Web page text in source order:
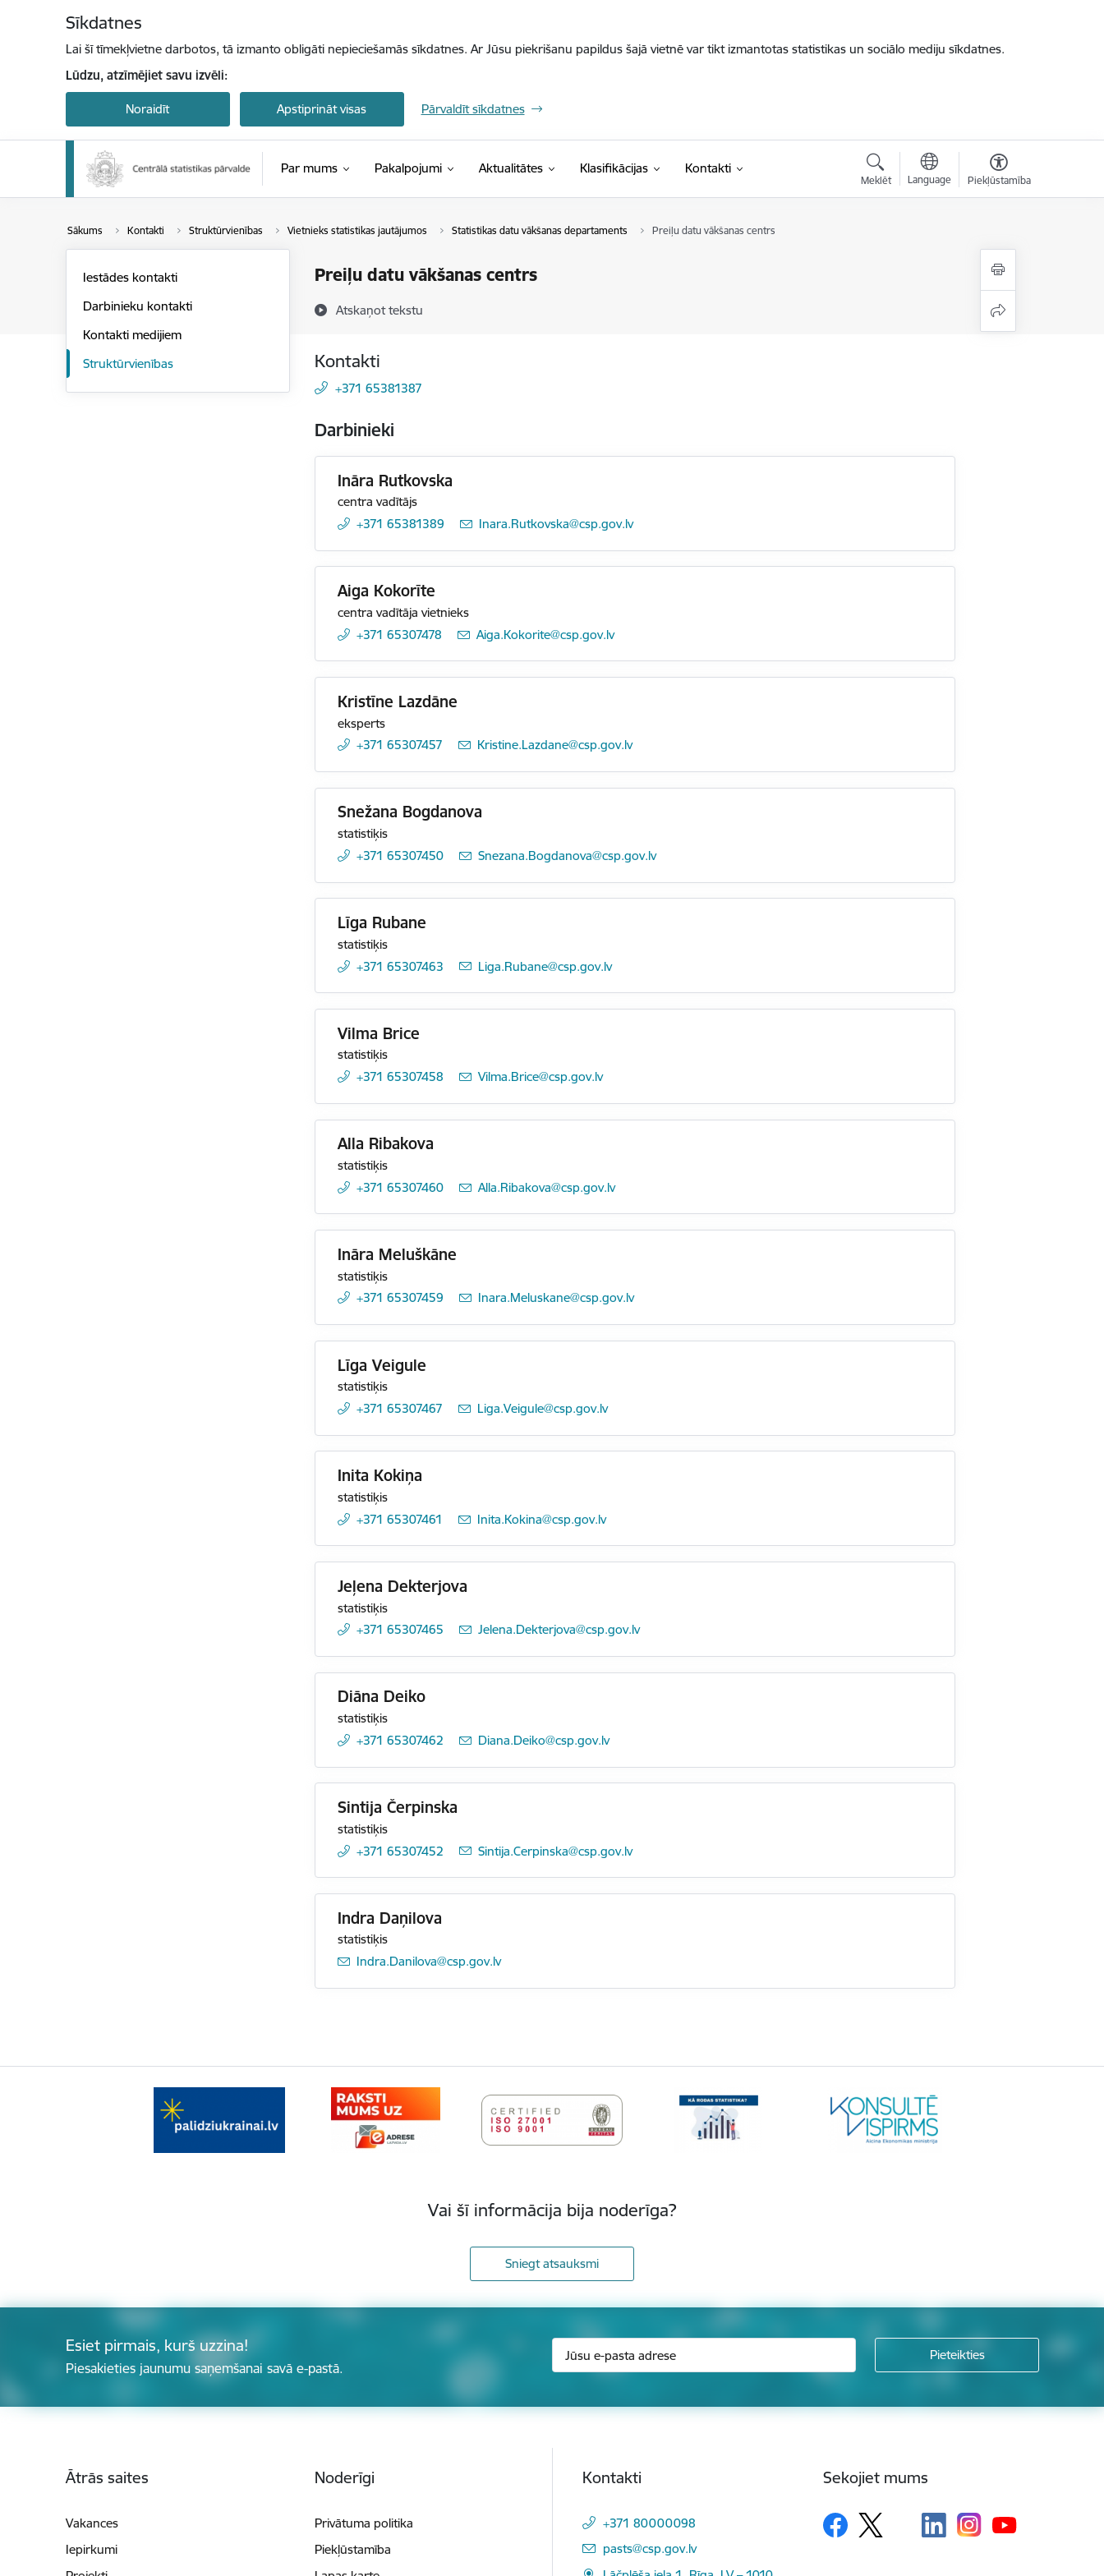
Sīkdatnes
Lai šī tīmekļvietne darbotos, tā izmanto obligāti nepieciešamās sīkdatnes. Ar Jūsu piekrišanu papildus šajā vietnē var tikt izmantotas statistikas un sociālo mediju sīkdatnes.
Lūdzu, atzīmējiet savu izvēli:
Noraidīt Apstiprināt visas Pārvaldīt sīkdatnes
Par mums Pakalpojumi Aktualitātes Klasifikācijas(Ārējā saite)
Kontakti
Meklēt Language Piekļūstamība
Sākums Kontakti Struktūrvienības Vietnieks statistikas jautājumos Statistikas datu vākšanas departaments Preiļu datu vākšanas centrs
Preiļu datu vākšanas centrs
Atskaņot tekstu
Iestādes kontakti
Darbinieku kontakti
Kontakti medijiem
Struktūrvienības
Kontakti
+371 65381387
Darbinieki
Ināra Rutkovska
centra vadītājs
+371 65381389
E-pasts:
Inara.Rutkovska@csp.gov.lv
Aiga Kokorīte
centra vadītāja vietnieks
+371 65307478
E-pasts:
Aiga.Kokorite@csp.gov.lv
Kristīne Lazdāne
eksperts
+371 65307457
E-pasts:
Kristine.Lazdane@csp.gov.lv
Snežana Bogdanova
statistiķis
+371 65307450
E-pasts:
Snezana.Bogdanova@csp.gov.lv
Līga Rubane
statistiķis
+371 65307463
E-pasts:
Liga.Rubane@csp.gov.lv
Vilma Brice
statistiķis
+371 65307458
E-pasts:
Vilma.Brice@csp.gov.lv
Alla Ribakova
statistiķis
+371 65307460
E-pasts:
Alla.Ribakova@csp.gov.lv
Ināra Meluškāne
statistiķis
+371 65307459
E-pasts:
Inara.Meluskane@csp.gov.lv
Līga Veigule
statistiķis
+371 65307467
E-pasts:
Liga.Veigule@csp.gov.lv
Inita Kokiņa
statistiķis
+371 65307461
E-pasts:
Inita.Kokina@csp.gov.lv
Jeļena Dekterjova
statistiķis
+371 65307465
E-pasts:
Jelena.Dekterjova@csp.gov.lv
Diāna Deiko
statistiķis
+371 65307462
E-pasts:
Diana.Deiko@csp.gov.lv
Sintija Čerpinska
statistiķis
+371 65307452
E-pasts:
Sintija.Cerpinska@csp.gov.lv
Indra Daņilova
statistiķis
E-pasts:
Indra.Danilova@csp.gov.lv
Vai šī informācija bija noderīga?
Sniegt atsauksmi
Esiet pirmais, kurš uzzina!
Piesakieties jaunumu saņemšanai savā e-pastā.
Ātrās saites
Vakances
Iepirkumi
Noderīgi
Privātuma politika
Piekļūstamība
Kontakti
+371 80000098
E-pasts:
pasts@csp.gov.lv
Sekojiet mums